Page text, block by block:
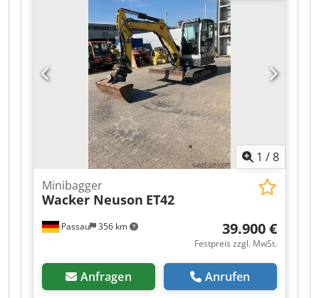
Baggerlöffel 600mm, max. Zugkraft 70,5 kN,
Reichweite ca. 4.5 mtr. Kubota 3 Zylinder
Dieselmotor D1803-M, 1.826 ccm, 22.9 KW, 2
Fahrgeschwindigkeiten 3-5.1 km/h. Abgelesene
Betriebsstunden: 1.189 h Dodpfezthaiox Ahiskr
Verkauf nur an Gewerbetreibende. BEI EXPORT
IST NUR DER NETTOPREIS ZU BEZAHLEN !!!!! ALLE
ANGABEN OHNE GEWÄHR INS.
AUSSTATTUNG+ZUBEHÖR.Grundlage aller
Kaufverträge, Rechnungen, Proforma-
Rechnungen, Bestellungen, Verkaufsgespräche
sind unsere AGBs (Siehe dazu Impressum).
1 /8
Passau 356 km
Minibagger
Wacker Neuson ET42
39.900 €
Festpreis zzgl. MwSt.
Anfragen Anrufen